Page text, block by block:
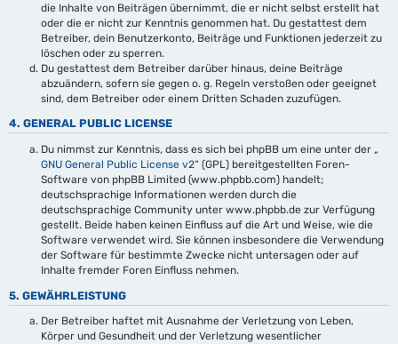
die Inhalte von Beiträgen übernimmt, die er nicht selbst erstellt hat
oder die er nicht zur Kenntnis genommen hat. Du gestattest dem
Betreiber, dein Benutzerkonto, Beiträge und Funktionen jederzeit zu
löschen oder zu sperren.
Du gestattest dem Betreiber darüber hinaus, deine Beiträge
abzuändern, sofern sie gegen o. g. Regeln verstoßen oder geeignet
sind, dem Betreiber oder einem Dritten Schaden zuzufügen.
4. GENERAL PUBLIC LICENSE
Du nimmst zur Kenntnis, dass es sich bei phpBB um eine unter der „
GNU General Public License v2“ (GPL) bereitgestellten Foren-
Software von phpBB Limited (www.phpbb.com) handelt;
deutschsprachige Informationen werden durch die
deutschsprachige Community unter www.phpbb.de zur Verfügung
gestellt. Beide haben keinen Einfluss auf die Art und Weise, wie die
Software verwendet wird. Sie können insbesondere die Verwendung
der Software für bestimmte Zwecke nicht untersagen oder auf
Inhalte fremder Foren Einfluss nehmen.
5. GEWÄHRLEISTUNG
Der Betreiber haftet mit Ausnahme der Verletzung von Leben,
Körper und Gesundheit und der Verletzung wesentlicher